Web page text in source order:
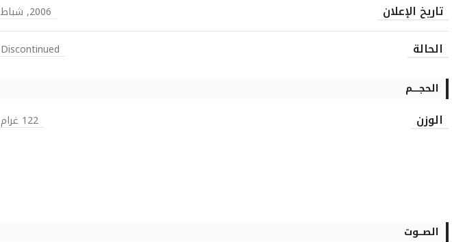
تاريخ الإعلان 2006, شباط
الحالة Discontinued
الحجـــــم
الوزن 122 غرام
الصـــوت